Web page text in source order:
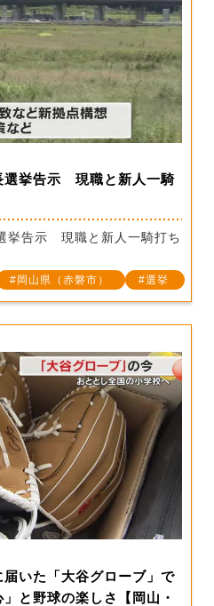
選挙告示 現職と新人一騎
挙告示 現職と新人一騎打ち
岡山県（赤磐市） 選挙
いた「大谷グローブ」で
と野球の楽しさ【岡山・